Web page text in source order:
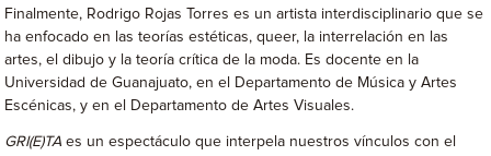
Finalmente, Rodrigo Rojas Torres es un artista interdisciplinario que se
ha enfocado en las teorías estéticas, queer, la interrelación en las
artes, el dibujo y la teoría crítica de la moda. Es docente en la
Universidad de Guanajuato, en el Departamento de Música y Artes
Escénicas, y en el Departamento de Artes Visuales.
GRI(E)TA es un espectáculo que interpela nuestros vínculos con el